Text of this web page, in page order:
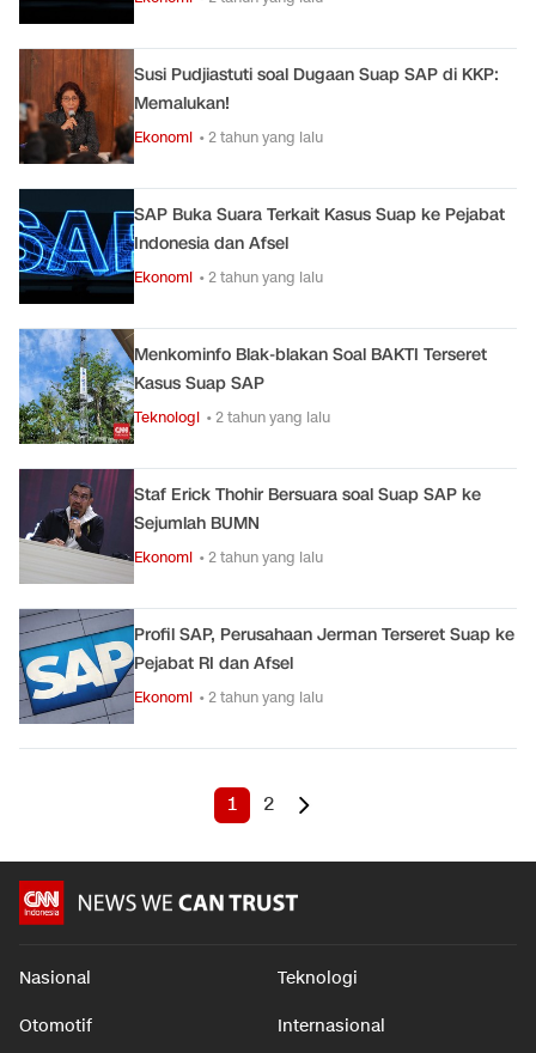
Susi Pudjiastuti soal Dugaan Suap SAP di KKP:
Memalukan!
Ekonomi • 2 tahun yang lalu
SAP Buka Suara Terkait Kasus Suap ke Pejabat
Indonesia dan Afsel
Ekonomi • 2 tahun yang lalu
Menkominfo Blak-blakan Soal BAKTI Terseret
Kasus Suap SAP
Teknologi • 2 tahun yang lalu
Staf Erick Thohir Bersuara soal Suap SAP ke
Sejumlah BUMN
Ekonomi • 2 tahun yang lalu
Profil SAP, Perusahaan Jerman Terseret Suap ke
Pejabat RI dan Afsel
Ekonomi • 2 tahun yang lalu
1 2
Nasional Teknologi
Otomotif Internasional